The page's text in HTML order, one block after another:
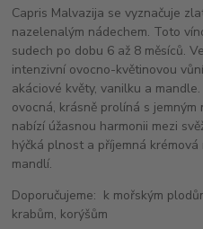
Capris Malvazija se vyznačuje
nazelenalým nádechem. Toto
sudech po dobu 6 až 8 měsíců.
intenzivní ovocno-květinovou
akáciové květy, vanilku a
ovocná, krásně prolíná s
nabízí úžasnou harmonii mezi
hýčká plnost a příjemná
mandlí.
Doporučujeme: k mořským
krabům, korýšům